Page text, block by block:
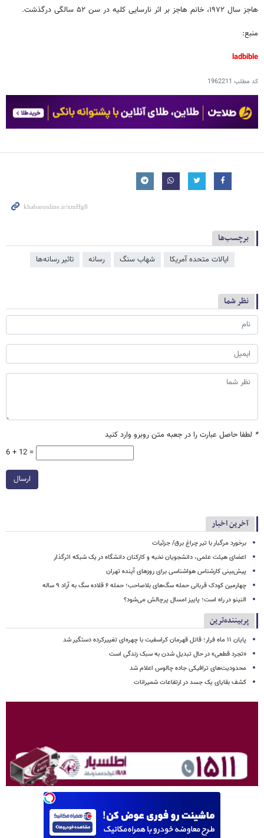
هاجز سال ۱۹۷۲، خانم هاجز بر اثر نارسایی کلیه در سن ۵۲ سالگی درگذشت.
منبع:
ladbible
کد مطلب 1962211
برچسب‌ها
ایالات متحده آمریکا شهاب سنگ رسانه تاثیر رسانه‌ها
نظر شما
* لطفا حاصل عبارت را در جعبه متن روبرو وارد کنید
6 + 12 =
ارسال
آخرین اخبار
برخورد مرگبار با تیر چراغ برق/ جزئیات
اعضای هیئت علمی، دانشجویان نخبه و کارکنان دانشگاه در یک شبکه‌ اثرگذار
پیش‌بینی کارشناس هواشناسی برای روزهای آینده تهران
چهارمین کودک قربانی حمله سگ‌های بلاصاحب؛ حمله ۶ قلاده سگ به آراد ۹ ساله
النینو در راه است؛ پاییز امسال پرچالش می‌شود؟
پربیننده‌ترین
پایان ۱۱ ماه فرار؛ قاتل قهرمان کراسفیت با چهره‌ای تغییرکرده دستگیر شد
«تجرد قطعی» در حال تبدیل شدن به سبک زندگی است
محدودیت‌های ترافیکی جاده چالوس اعلام شد
کشف بقایای یک جسد در ارتفاعات شمیرانات